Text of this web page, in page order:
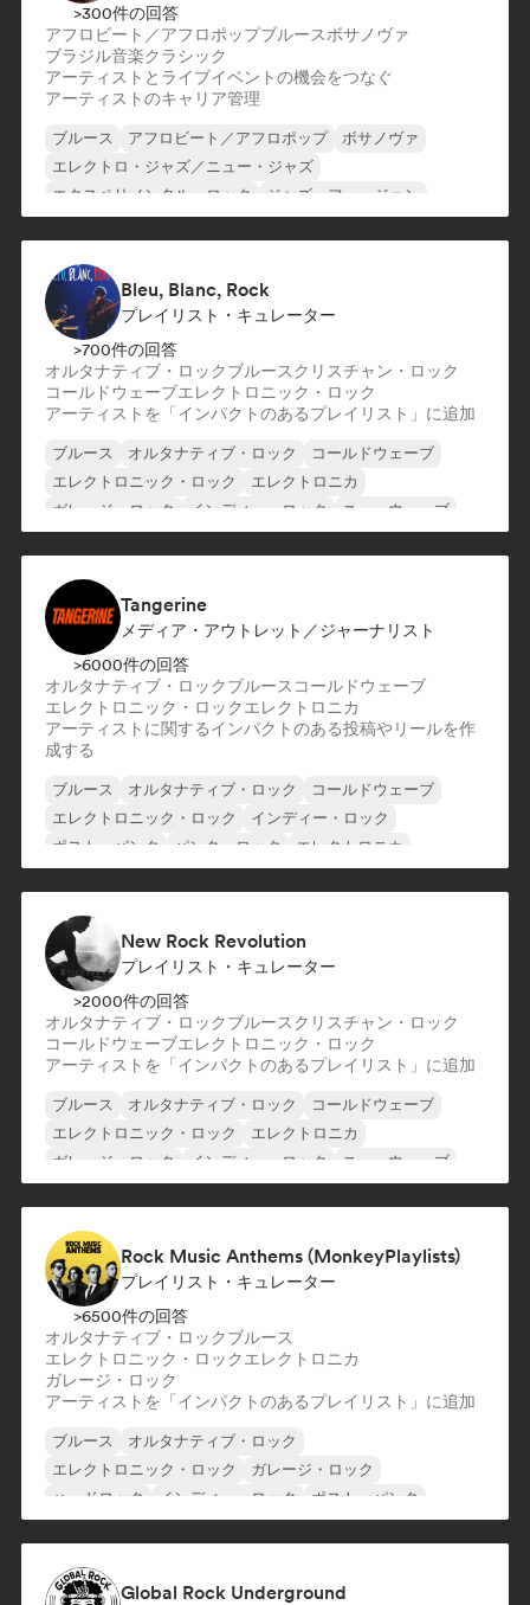
>300件の回答
アフロビート／アフロポップブルースボサノヴァ
ブラジル音楽クラシック
アーティストとライブイベントの機会をつなぐ
アーティストのキャリア管理
ブルース アフロビート／アフロポップ
ボサノヴァ
エレクトロ・ジャズ／ニュー・ジャズ
エクスペリメンタル・ロック
ジャズ・フュージョン
Bleu, Blanc, Rock
プレイリスト・キュレーター
>700件の回答
オルタナティブ・ロックブルースクリスチャン・ロック
コールドウェーブエレクトロニック・ロック
アーティストを「インパクトのあるプレイリスト」に追加
ブルース オルタナティブ・ロック
コールドウェーブ
エレクトロニック・ロック
エレクトロニカ
ガレージ・ロック
インディー・ロック ニューウェーブ
Tangerine
メディア・アウトレット／ジャーナリスト
>6000件の回答
オルタナティブ・ロックブルース コールドウェーブ
エレクトロニック・ロックエレクトロニカ
アーティストに関するインパクトのある投稿やリールを作
成する
ブルース オルタナティブ・ロック
コールドウェーブ
エレクトロニック・ロック
インディー・ロック
ポスト・パンク
パンク・ロック エレクトロニカ
New Rock Revolution
プレイリスト・キュレーター
>2000件の回答
オルタナティブ・ロックブルースクリスチャン・ロック
コールドウェーブエレクトロニック・ロック
アーティストを「インパクトのあるプレイリスト」に追加
ブルース オルタナティブ・ロック
コールドウェーブ
エレクトロニック・ロック
エレクトロニカ
ガレージ・ロック
インディー・ロック ニューウェーブ
Rock Music Anthems (MonkeyPlaylists)
プレイリスト・キュレーター
>6500件の回答
オルタナティブ・ロックブルース
エレクトロニック・ロックエレクトロニカ
ガレージ・ロック
アーティストを「インパクトのあるプレイリスト」に追加
ブルース
オルタナティブ・ロック
エレクトロニック・ロック
ガレージ・ロック
ハードロック
インディー・ロック
ポスト・パンク
Global Rock Underground